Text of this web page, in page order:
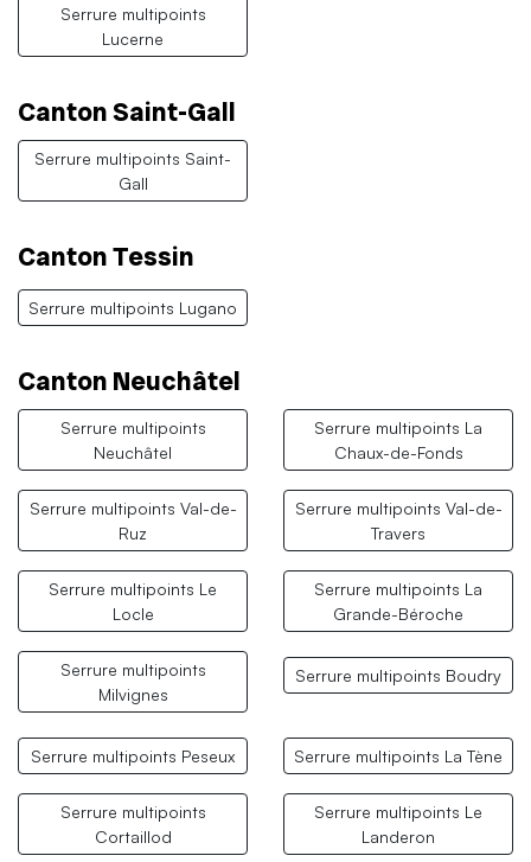
Serrure multipoints
Lucerne
Canton Saint-Gall
Serrure multipoints Saint-
Gall
Canton Tessin
Serrure multipoints Lugano
Canton Neuchâtel
Serrure multipoints
Neuchâtel
Serrure multipoints La
Chaux-de-Fonds
Serrure multipoints Val-de-
Ruz
Serrure multipoints Val-de-
Travers
Serrure multipoints Le
Locle
Serrure multipoints La
Grande-Béroche
Serrure multipoints
Milvignes
Serrure multipoints Boudry
Serrure multipoints Peseux Serrure multipoints La Tène
Serrure multipoints
Cortaillod
Serrure multipoints Le
Landeron